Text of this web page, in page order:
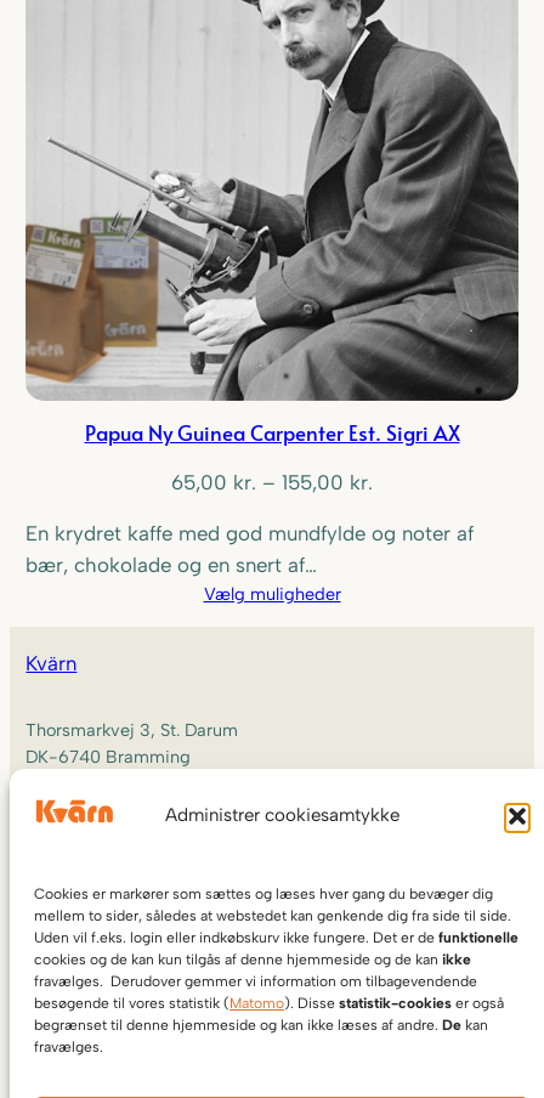
Administrer cookiesamtykke
Cookies er markører som sættes og læses hver gang du bevæger dig
mellem to sider, således at webstedet kan genkende dig fra side til side.
Uden vil f.eks. login eller indkøbskurv ikke fungere. Det er de funktionelle
cookies og de kan kun tilgås af denne hjemmeside og de kan ikke
fravælges. Derudover gemmer vi information om tilbagevendende
besøgende til vores statistik (Matomo). Disse statistik-cookies er også
begrænset til denne hjemmeside og kan ikke læses af andre. De kan
fravælges.
Papua Ny Guinea Carpenter Est. Sigri AX
65,00 kr. – 155,00 kr.
til
En krydret kaffe med god mundfylde og noter af
bær, chokolade og en snert af…
Vælg muligheder
Kvärn
Thorsmarkvej 3, St. Darum
DK-6740 Bramming
+45 29 17 39 10
CVR DK27240569